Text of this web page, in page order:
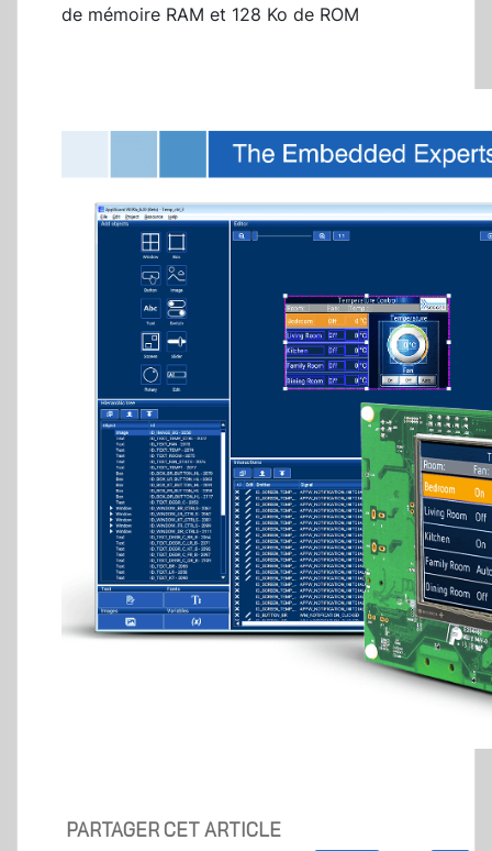
de mémoire RAM et 128 Ko de ROM
PARTAGER CET ARTICLE